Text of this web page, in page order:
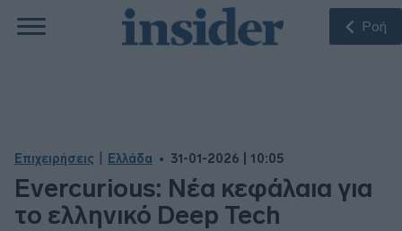
Ροή
Επιχειρήσεις Ελλάδα 31-01-2026 | 10:05
Evercurious: Νέα κεφάλαια για
το ελληνικό Deep Tech